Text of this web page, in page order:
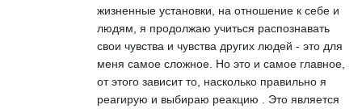
жизненные установки, на отношение к себе и
людям, я продолжаю учиться распознавать
свои чувства и чувства других людей - это для
меня самое сложное. Но это и самое главное,
от этого зависит то, насколько правильно я
реагирую и выбираю реакцию . Это является